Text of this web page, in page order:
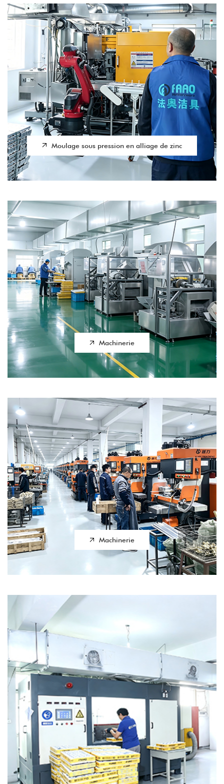
Moulage sous pression en alliage de zinc
Machinerie
Machinerie